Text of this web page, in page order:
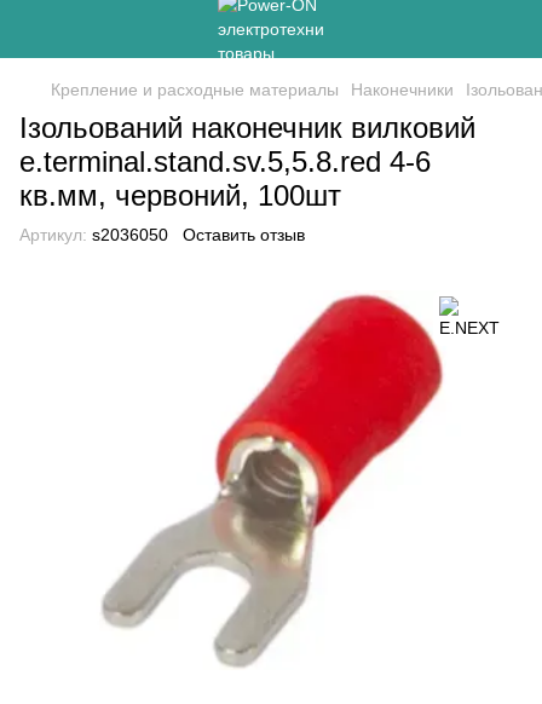
Крепление и расходные материалы Наконечники
Ізольований наконечник вилковий
e.terminal.stand.sv.5,5.8.red 4-6
кв.мм, червоний, 100шт
Артикул: s2036050 Оставить отзыв